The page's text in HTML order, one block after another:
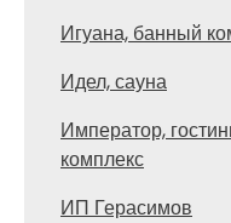
Игуана, банный
Идел, сауна
Император,
комплекс
ИП Герасимов